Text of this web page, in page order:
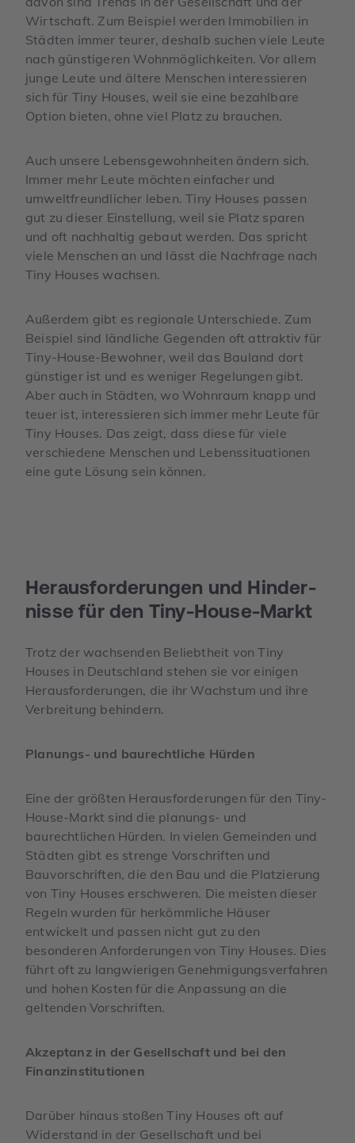
Wirtschaft. Zum Beispiel werden Immobilien in
Städten immer teurer, deshalb suchen viele Leute
nach günstigeren Wohnmöglichkeiten. Vor allem
junge Leute und ältere Menschen interessieren
sich für Tiny Houses, weil sie eine bezahlbare
Option bieten, ohne viel Platz zu brauchen.
Auch unsere Lebensgewohnheiten ändern sich.
Immer mehr Leute möchten einfacher und
umweltfreundlicher leben. Tiny Houses passen
gut zu dieser Einstellung, weil sie Platz sparen
und oft nachhaltig gebaut werden. Das spricht
viele Menschen an und lässt die Nachfrage nach
Tiny Houses wachsen.
Außerdem gibt es regionale Unterschiede. Zum
Beispiel sind ländliche Gegenden oft attraktiv für
Tiny-House-Bewohner, weil das Bauland dort
günstiger ist und es weniger Regelungen gibt.
Aber auch in Städten, wo Wohnraum knapp und
teuer ist, interessieren sich immer mehr Leute für
Tiny Houses. Das zeigt, dass diese für viele
verschiedene Menschen und Lebenssituationen
eine gute Lösung sein können.
Heraus­forderungen und Hinder­
nisse für den Tiny-House-Markt
Trotz der wachsenden Beliebtheit von Tiny
Houses in Deutschland stehen sie vor einigen
Herausforderungen, die ihr Wachstum und ihre
Verbreitung behindern.
Planungs- und baurechtliche Hürden
Eine der größten Herausforderungen für den Tiny-
House-Markt sind die planungs- und
baurechtlichen Hürden. In vielen Gemeinden und
Städten gibt es strenge Vorschriften und
Bauvorschriften, die den Bau und die Platzierung
von Tiny Houses erschweren. Die meisten dieser
Regeln wurden für herkömmliche Häuser
entwickelt und passen nicht gut zu den
besonderen Anforderungen von Tiny Houses. Dies
führt oft zu langwierigen Genehmigungsverfahren
und hohen Kosten für die Anpassung an die
geltenden Vorschriften.
Akzeptanz in der Gesellschaft und bei den
Finanzinstitutionen
Darüber hinaus stoßen Tiny Houses oft auf
Widerstand in der Gesellschaft und bei